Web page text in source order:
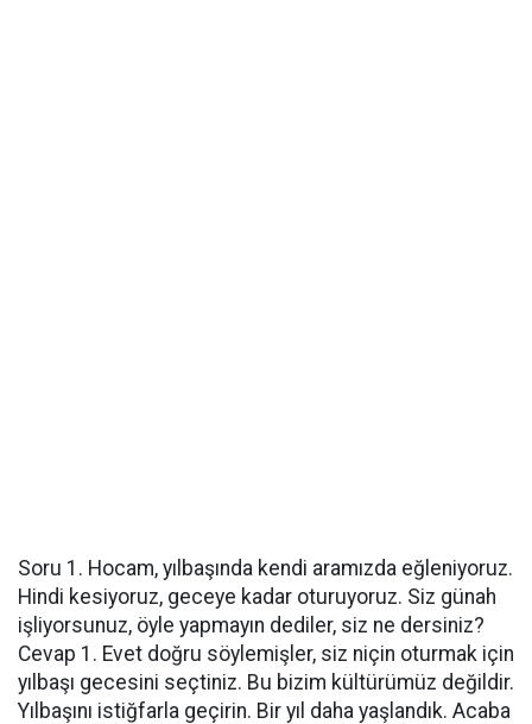
Soru 1. Hocam, yılbaşında kendi aramızda eğleniyoruz.
Hindi kesiyoruz, geceye kadar oturuyoruz. Siz günah
işliyorsunuz, öyle yapmayın dediler, siz ne dersiniz?
Cevap 1. Evet doğru söylemişler, siz niçin oturmak için
yılbaşı gecesini seçtiniz. Bu bizim kültürümüz değildir.
Yılbaşını istiğfarla geçirin. Bir yıl daha yaşlandık. Acaba